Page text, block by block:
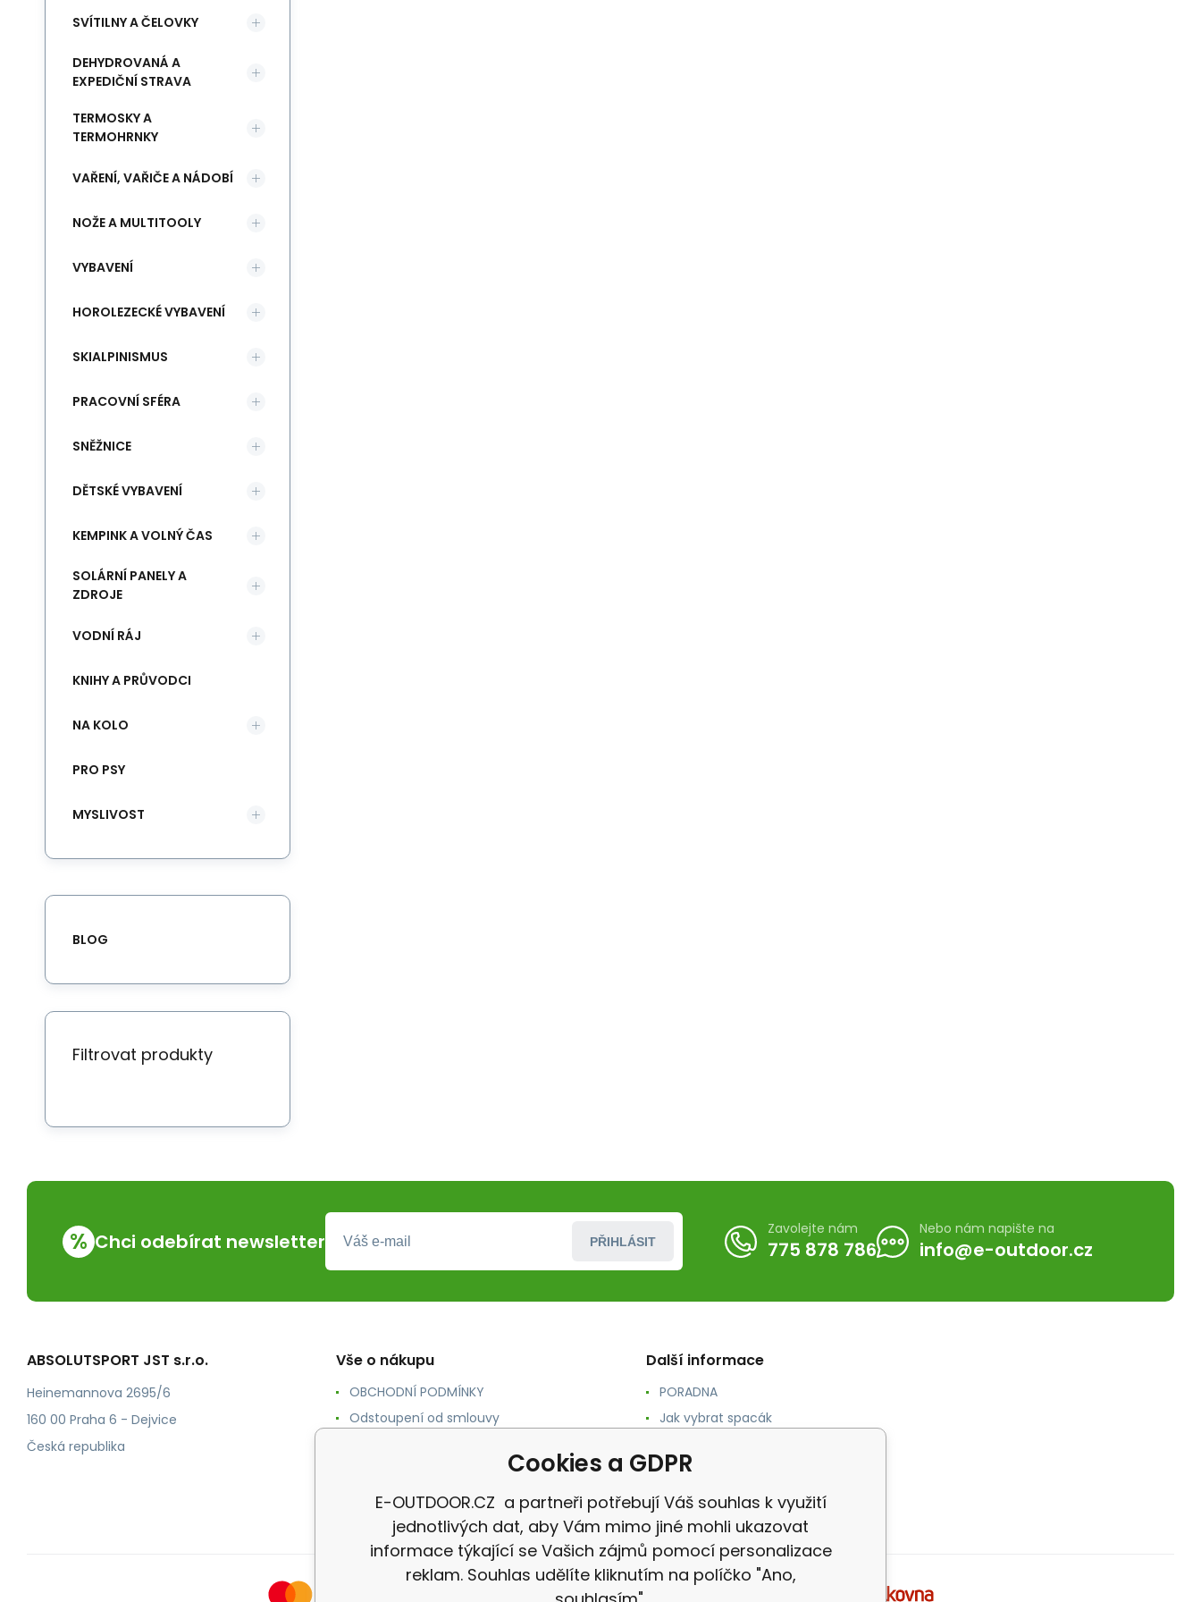
SVÍTILNY A ČELOVKY
DEHYDROVANÁ A
EXPEDIČNÍ STRAVA
TERMOSKY A
TERMOHRNKY
VAŘENÍ, VAŘIČE A NÁDOBÍ
NOŽE A MULTITOOLY
VYBAVENÍ
HOROLEZECKÉ VYBAVENÍ
SKIALPINISMUS
PRACOVNÍ SFÉRA
SNĚŽNICE
DĚTSKÉ VYBAVENÍ
KEMPINK A VOLNÝ ČAS
SOLÁRNÍ PANELY A
ZDROJE
VODNÍ RÁJ
KNIHY A PRŮVODCI
NA KOLO
PRO PSY
MYSLIVOST
BLOG
Filtrovat produkty
% Chci odebírat newsletter PŘIHLÁSIT
Zavolejte nám
775 878 786
Nebo nám napište na
info@e-outdoor.cz
ABSOLUTSPORT JST s.r.o.
Heinemannova 2695/6
160 00 Praha 6 - Dejvice
Česká republika
Vše o nákupu
OBCHODNÍ PODMÍNKY
Odstoupení od smlouvy
Ochrana osobních údajů
Další informace
PORADNA
Jak vybrat spacák
Jak vybrat karimatku
Reklamace
Cookies a GDPR
E-OUTDOOR.CZ a partneři potřebují Váš souhlas k využití
jednotlivých dat, aby Vám mimo jiné mohli ukazovat
informace týkající se Vašich zájmů pomocí personalizace
reklam. Souhlas udělíte kliknutím na políčko "Ano,